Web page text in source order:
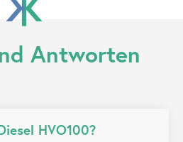
Antworten
HVO100?